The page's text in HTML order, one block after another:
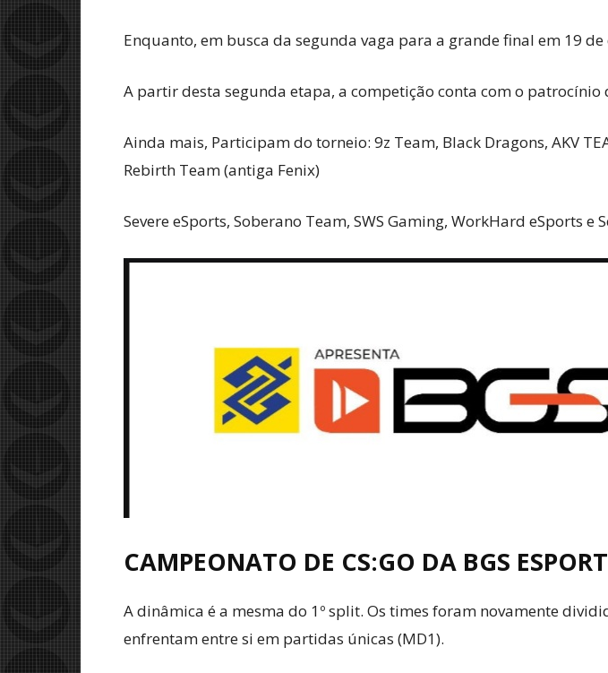
Enquanto, em busca da segunda vaga para a grande final em 19
A partir desta segunda etapa, a competição conta com o
Ainda mais, Participam do torneio: 9z Team, Black Dragons, AKV
Rebirth Team (antiga Fenix)
Severe eSports, Soberano Team, SWS Gaming, WorkHard eSports
CAMPEONATO DE CS:GO DA BGS
A dinâmica é a mesma do 1º split. Os times foram novamente
enfrentam entre si em partidas únicas (MD1).